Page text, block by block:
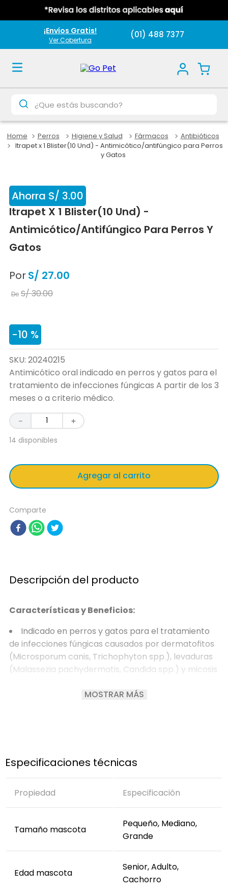
¡Envíos Gratis!
Ver Cobertura (01) 488 7377
¿Que estás buscando?
Perros Higiene y Salud Fármacos
Antibióticos
Itrapet x 1 Blister(10 Und) - Antimicótico/antifúngico para Perros
y Gatos
Ahorra S/ 3.00
Itrapet X 1 Blister(10 Und) -
Antimicótico/antifúngico Para Perros Y
Gatos
De S/30.00
PorS/ 27.00
-10 %
SKU: 20240215
Antimicótico oral indicado en perros y gatos para el
tratamiento de infecciones fúngicas A partir de los 3
meses o a criterio médico.
＋
－
14 disponibles
Agregar al carrito
Comparte
Descripción del producto
Características y Beneficios:
Indicado en perros y gatos para el tratamiento
de infecciones fúngicas causados por dermatofitos
(Microsporum canis, Trichophyton spp.), levaduras
(Malassezia pachydermatis, Candida spp.) y micosis
Blastomyces spp., Histoplasma spp., Coccidioides
infecciones micóticas.
MOSTRAR MÁS
Especificaciones técnicas
Propiedad Especificación
Tamaño mascota
Pequeño, Mediano,
Grande
Edad mascota
Senior, Adulto,
Cachorro